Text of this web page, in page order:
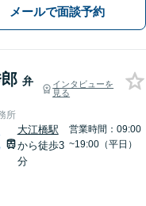
メールで面談予約
弁
インタビューを
見る
所
大江橋駅
から徒歩3
分
営業時間：09:00
~19:00（平日）